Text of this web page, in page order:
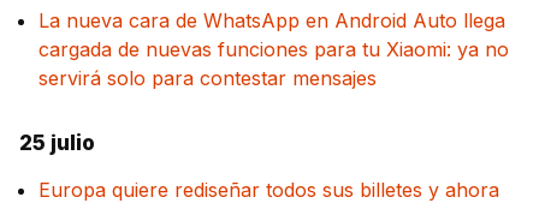
La nueva cara de WhatsApp en Android Auto llega
cargada de nuevas funciones para tu Xiaomi: ya no
servirá solo para contestar mensajes
25 julio
Europa quiere rediseñar todos sus billetes y ahora